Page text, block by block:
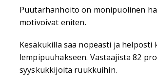
Puutarhanhoito on monipuolinen
motivoivat eniten.
Kesäkukilla saa nopeasti ja
lempipuuhakseen. Vastaajista 82
syyskukkijoita ruukkuihin.